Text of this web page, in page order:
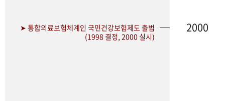
➤ 통합의료보험체계인 국민건강보험제도 출범
(1998 결정, 2000 실시)
2000